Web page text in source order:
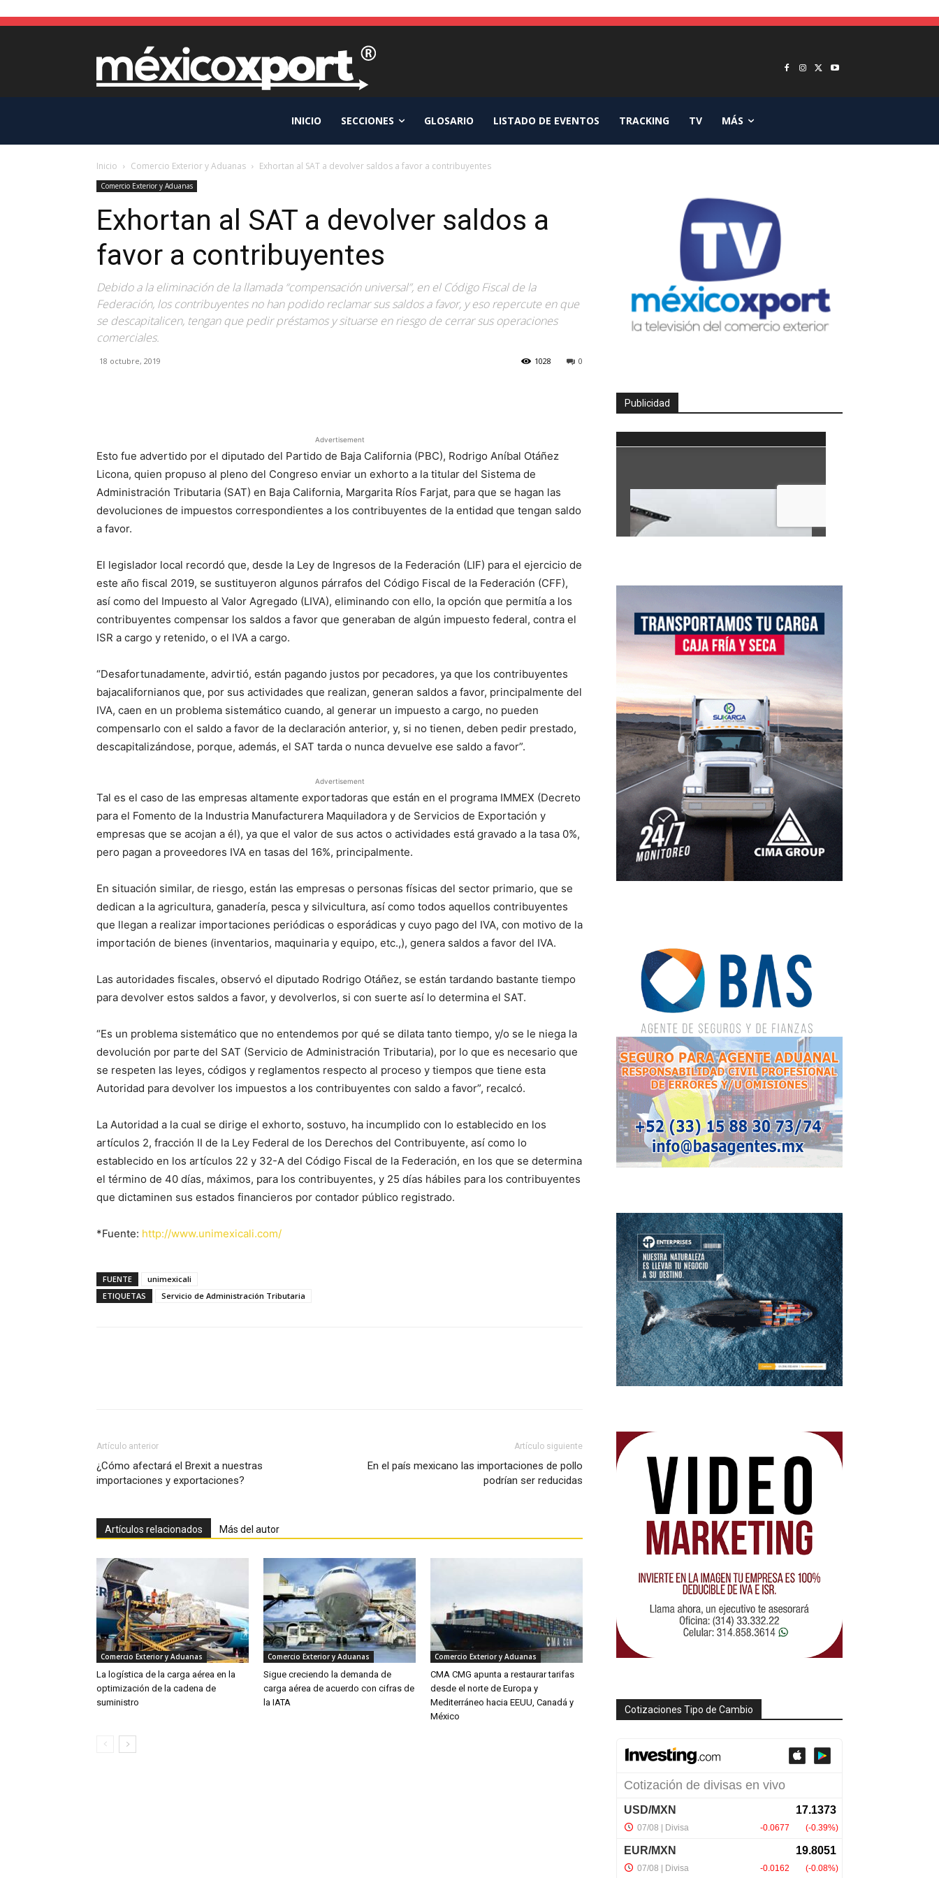
INICIO SECCIONES GLOSARIO LISTADO DE EVENTOS TRACKING TV MÁS
Inicio Comercio Exterior y Aduanas Exhortan al SAT a devolver saldos a favor a contribuyentes
Comercio Exterior y Aduanas
Exhortan al SAT a devolver saldos a
favor a contribuyentes
Debido a la eliminación de la llamada “compensación universal”, en el Código Fiscal de la
Federación, los contribuyentes no han podido reclamar sus saldos a favor, y eso repercute en que
se descapitalicen, tengan que pedir préstamos y situarse en riesgo de cerrar sus operaciones
comerciales.
18 octubre, 2019 0
1028
Advertisement
Esto fue advertido por el diputado del Partido de Baja California (PBC), Rodrigo Aníbal Otáñez
Licona, quien propuso al pleno del Congreso enviar un exhorto a la titular del Sistema de
Administración Tributaria (SAT) en Baja California, Margarita Ríos Farjat, para que se hagan las
devoluciones de impuestos correspondientes a los contribuyentes de la entidad que tengan saldo
a favor.
El legislador local recordó que, desde la Ley de Ingresos de la Federación (LIF) para el ejercicio de
este año fiscal 2019, se sustituyeron algunos párrafos del Código Fiscal de la Federación (CFF),
así como del Impuesto al Valor Agregado (LIVA), eliminando con ello, la opción que permitía a los
contribuyentes compensar los saldos a favor que generaban de algún impuesto federal, contra el
ISR a cargo y retenido, o el IVA a cargo.
“Desafortunadamente, advirtió, están pagando justos por pecadores, ya que los contribuyentes
bajacalifornianos que, por sus actividades que realizan, generan saldos a favor, principalmente del
IVA, caen en un problema sistemático cuando, al generar un impuesto a cargo, no pueden
compensarlo con el saldo a favor de la declaración anterior, y, si no tienen, deben pedir prestado,
descapitalizándose, porque, además, el SAT tarda o nunca devuelve ese saldo a favor”.
Advertisement
Tal es el caso de las empresas altamente exportadoras que están en el programa IMMEX (Decreto
para el Fomento de la Industria Manufacturera Maquiladora y de Servicios de Exportación y
empresas que se acojan a él), ya que el valor de sus actos o actividades está gravado a la tasa 0%,
pero pagan a proveedores IVA en tasas del 16%, principalmente.
En situación similar, de riesgo, están las empresas o personas físicas del sector primario, que se
dedican a la agricultura, ganadería, pesca y silvicultura, así como todos aquellos contribuyentes
que llegan a realizar importaciones periódicas o esporádicas y cuyo pago del IVA, con motivo de la
importación de bienes (inventarios, maquinaria y equipo, etc.,), genera saldos a favor del IVA.
Las autoridades fiscales, observó el diputado Rodrigo Otáñez, se están tardando bastante tiempo
para devolver estos saldos a favor, y devolverlos, si con suerte así lo determina el SAT.
“Es un problema sistemático que no entendemos por qué se dilata tanto tiempo, y/o se le niega la
devolución por parte del SAT (Servicio de Administración Tributaria), por lo que es necesario que
se respeten las leyes, códigos y reglamentos respecto al proceso y tiempos que tiene esta
Autoridad para devolver los impuestos a los contribuyentes con saldo a favor”, recalcó.
La Autoridad a la cual se dirige el exhorto, sostuvo, ha incumplido con lo establecido en los
artículos 2, fracción II de la Ley Federal de los Derechos del Contribuyente, así como lo
establecido en los artículos 22 y 32-A del Código Fiscal de la Federación, en los que se determina
el término de 40 días, máximos, para los contribuyentes, y 25 días hábiles para los contribuyentes
que dictaminen sus estados financieros por contador público registrado.
*Fuente: http://www.unimexicali.com/
FUENTE
unimexicali
ETIQUETAS
Servicio de Administración Tributaria
Artículo anterior
¿Cómo afectará el Brexit a nuestras
importaciones y exportaciones?
Artículo siguiente
En el país mexicano las importaciones de pollo
podrían ser reducidas
Artículos relacionados Más del autor
Comercio Exterior y Aduanas
La logística de la carga aérea en la
optimización de la cadena de
suministro
Comercio Exterior y Aduanas
Sigue creciendo la demanda de
carga aérea de acuerdo con cifras de
la IATA
Comercio Exterior y Aduanas
CMA CMG apunta a restaurar tarifas
desde el norte de Europa y
Mediterráneo hacia EEUU, Canadá y
México
Publicidad
Cotizaciones Tipo de Cambio